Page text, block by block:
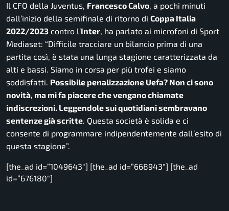
Il CFO della Juventus, Francesco Calvo, a pochi minuti
dall’inizio della semifinale di ritorno di Coppa Italia
2022/2023 contro l’Inter, ha parlato ai microfoni di Sport
Mediaset: “Difficile tracciare un bilancio prima di una
partita così, è stata una lunga stagione caratterizzata da
alti e bassi. Siamo in corsa per più trofei e siamo
soddisfatti. Possibile penalizzazione Uefa? Non ci sono
novità, ma mi fa piacere che vengano chiamate
indiscrezioni. Leggendole sui quotidiani sembravano
sentenze già scritte. Questa società è solida e ci
consente di programmare indipendentemente dall’esito di
questa stagione”.
[the_ad id=”1049643″] [the_ad id=”668943″] [the_ad
id=”676180″]